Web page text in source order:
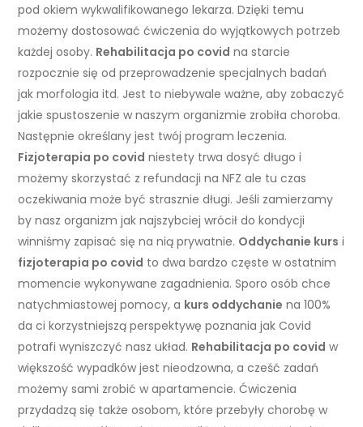
pod okiem wykwalifikowanego lekarza. Dzięki temu
możemy dostosować ćwiczenia do wyjątkowych potrzeb
każdej osoby. Rehabilitacja po covid na starcie
rozpocznie się od przeprowadzenie specjalnych badań
jak morfologia itd. Jest to niebywale ważne, aby zobaczyć
jakie spustoszenie w naszym organizmie zrobiła choroba.
Następnie określany jest twój program leczenia.
Fizjoterapia po covid niestety trwa dosyć długo i
możemy skorzystać z refundacji na NFZ ale tu czas
oczekiwania może być strasznie długi. Jeśli zamierzamy
by nasz organizm jak najszybciej wrócił do kondycji
winniśmy zapisać się na nią prywatnie. Oddychanie kurs i
fizjoterapia po covid to dwa bardzo częste w ostatnim
momencie wykonywane zagadnienia. Sporo osób chce
natychmiastowej pomocy, a kurs oddychanie na 100%
da ci korzystniejszą perspektywę poznania jak Covid
potrafi wyniszczyć nasz układ. Rehabilitacja po covid w
większość wypadków jest nieodzowna, a cześć zadań
możemy sami zrobić w apartamencie. Ćwiczenia
przydadzą się także osobom, które przebyły chorobę w